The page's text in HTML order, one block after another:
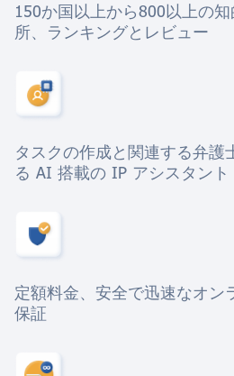
150か国以上から800以上の
所、ランキングとレビュー
タスクの作成と関連する弁護
る AI 搭載の IP アシスタント
定額料金、安全で迅速なオン
保証